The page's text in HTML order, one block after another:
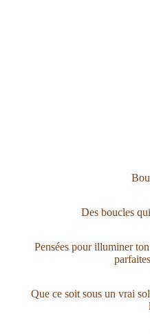
Des boucles
Pensées pour illuminer
Que ce soit sous un vrai